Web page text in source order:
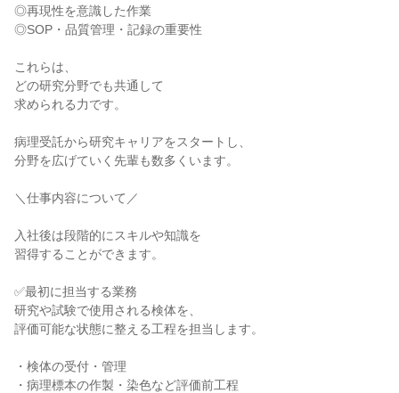
◎再現性を意識した作業
◎SOP・品質管理・記録の重要性
これらは、
どの研究分野でも共通して
求められる力です。
病理受託から研究キャリアをスタートし、
分野を広げていく先輩も数多くいます。
＼仕事内容について／
入社後は段階的にスキルや知識を
習得することができます。
✅最初に担当する業務
研究や試験で使用される検体を、
評価可能な状態に整える工程を担当します。
・検体の受付・管理
・病理標本の作製・染色など評価前工程